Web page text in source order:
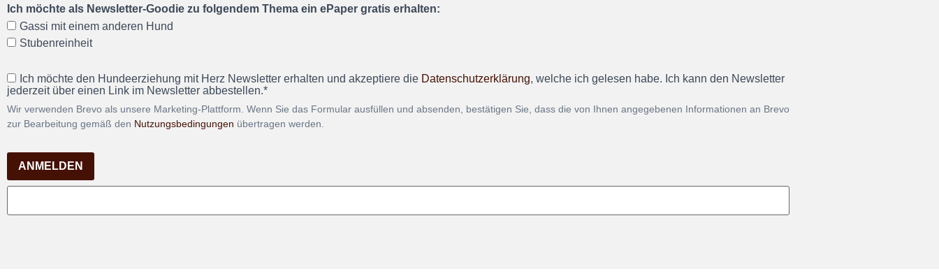
Ich möchte als Newsletter-Goodie zu folgendem Thema ein ePaper gratis erhalten:
Gassi mit einem anderen Hund
Stubenreinheit
Ich möchte den Hundeerziehung mit Herz Newsletter erhalten und akzeptiere die Datenschutzerklärung, welche ich gelesen habe. Ich kann den Newsletter
jederzeit über einen Link im Newsletter abbestellen.*
Wir verwenden Brevo als unsere Marketing-Plattform. Wenn Sie das Formular ausfüllen und absenden, bestätigen Sie, dass die von Ihnen angegebenen Informationen an Brevo
zur Bearbeitung gemäß den Nutzungsbedingungen übertragen werden.
ANMELDEN